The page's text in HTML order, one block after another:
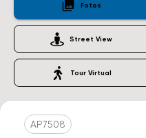
Fotos
Street View
Tour Virtual
AP7508